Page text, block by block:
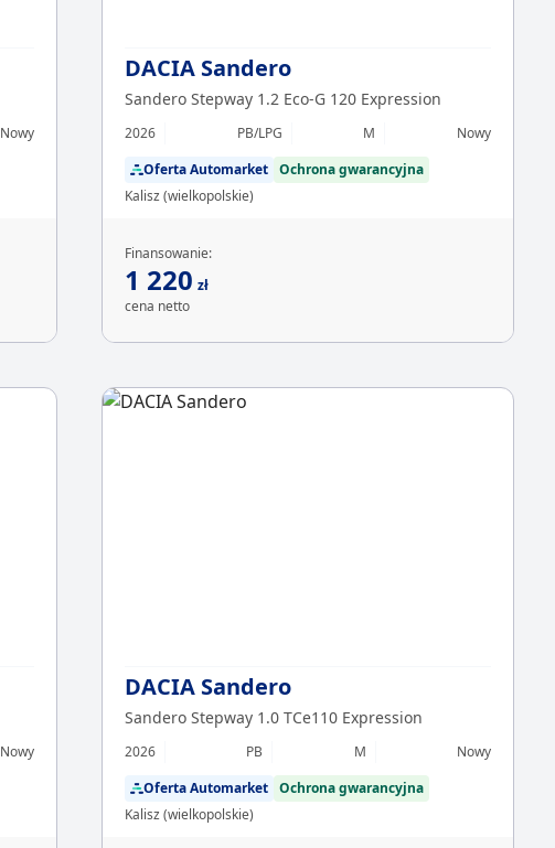
Nowy
DACIA Sandero
Sandero Stepway 1.2 Eco-G 120 Expression
2026 PB/LPG M
Nowy
Oferta Automarket
Ochrona gwarancyjna
Kalisz (wielkopolskie)
Finansowanie:
1 220 zł
cena netto
Nowy
DACIA Sandero
Sandero Stepway 1.0 TCe110 Expression
2026 PB M
Nowy
Oferta Automarket
Ochrona gwarancyjna
Kalisz (wielkopolskie)